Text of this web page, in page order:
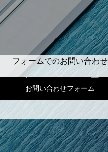
フォームでのお問い合わせ
お問い合わせフォーム